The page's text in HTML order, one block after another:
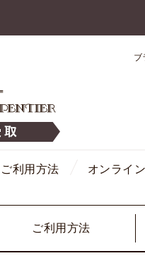
ブ
ご利用方法 オンライ
ご利用方法